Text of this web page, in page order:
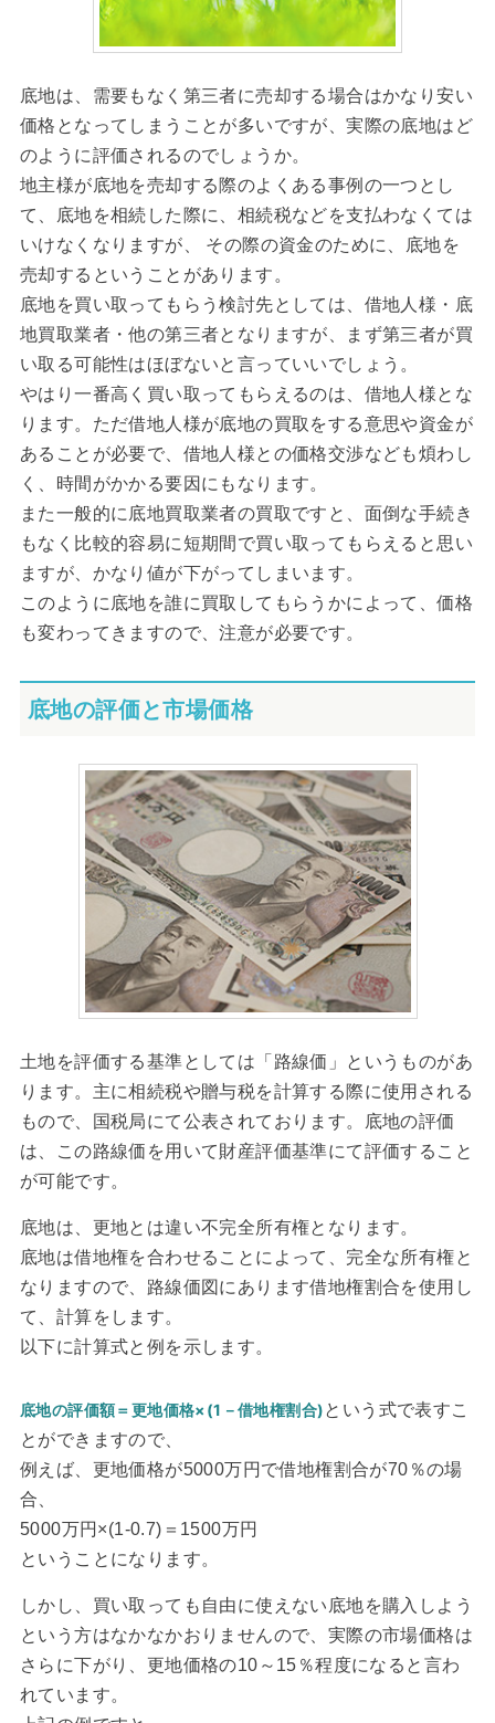
底地は、需要もなく第三者に売却する場合はかなり安い
価格となってしまうことが多いですが、実際の底地はど
のように評価されるのでしょうか。
地主様が底地を売却する際のよくある事例の一つとし
て、底地を相続した際に、相続税などを支払わなくては
いけなくなりますが、 その際の資金のために、底地を
売却するということがあります。
底地を買い取ってもらう検討先としては、借地人様・底
地買取業者・他の第三者となりますが、まず第三者が買
い取る可能性はほぼないと言っていいでしょう。
やはり一番高く買い取ってもらえるのは、借地人様とな
ります。ただ借地人様が底地の買取をする意思や資金が
あることが必要で、借地人様との価格交渉なども煩わし
く、時間がかかる要因にもなります。
また一般的に底地買取業者の買取ですと、面倒な手続き
もなく比較的容易に短期間で買い取ってもらえると思い
ますが、かなり値が下がってしまいます。
このように底地を誰に買取してもらうかによって、価格
も変わってきますので、注意が必要です。
底地の評価と市場価格
土地を評価する基準としては「路線価」というものがあ
ります。主に相続税や贈与税を計算する際に使用される
もので、国税局にて公表されております。底地の評価
は、この路線価を用いて財産評価基準にて評価すること
が可能です。
底地は、更地とは違い不完全所有権となります。
底地は借地権を合わせることによって、完全な所有権と
なりますので、路線価図にあります借地権割合を使用し
て、計算をします。
以下に計算式と例を示します。
底地の評価額＝更地価格×(1－借地権割合)という式で表すこ
とができますので、
例えば、更地価格が5000万円で借地権割合が70％の場
合、
5000万円×(1-0.7)＝1500万円
ということになります。
しかし、買い取っても自由に使えない底地を購入しよう
という方はなかなかおりませんので、実際の市場価格は
さらに下がり、更地価格の10～15％程度になると言わ
れています。